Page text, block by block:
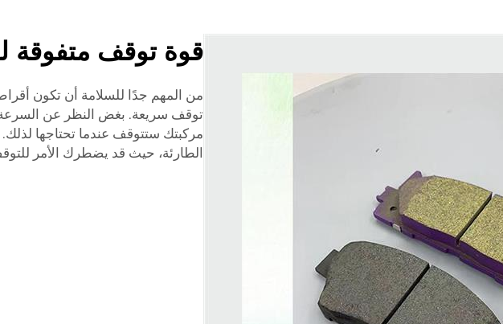
قوة توقف متفوقة
من المهم جدًا للسلامة أن تكون
توقف سريعة. بغض النظر عن السرعة
مركبتك ستتوقف عندما تحتاجها
الطارئة، حيث قد يضطرك الأمر